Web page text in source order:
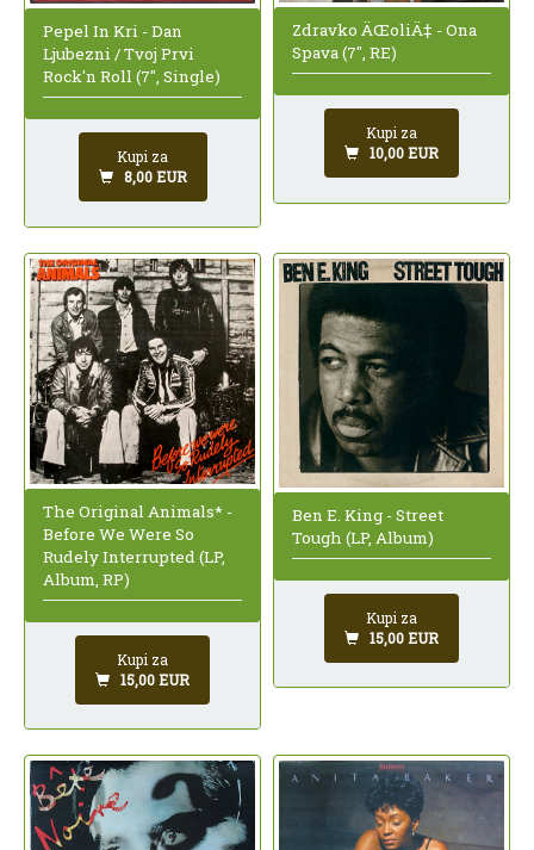
Pepel In Kri - Dan
Ljubezni / Tvoj Prvi
Rock'n Roll (7", Single)
Kupi za
8,00 EUR
Zdravko ÄŒoliÄ‡ - Ona
Spava (7", RE)
Kupi za
10,00 EUR
The Original Animals* -
Before We Were So
Rudely Interrupted (LP,
Album, RP)
Kupi za
15,00 EUR
Ben E. King - Street
Tough (LP, Album)
Kupi za
15,00 EUR